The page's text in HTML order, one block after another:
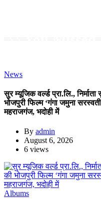
News
सुर म्यूजिक वर्ल्ड प्रा.लि.,
भोजपुरी फिल्म ‘गंगा जमुना
महराजगंज, भदोही में
By admin
August 6, 2026
6 views
Albums